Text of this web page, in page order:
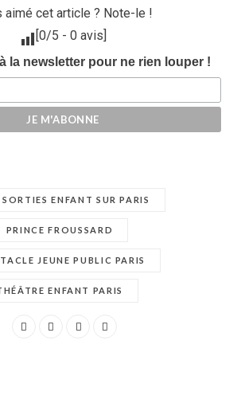
aimé cet article ? Note-le !
[0/5 - 0avis]
la newsletter pour ne rien louper !
SORTIES ENFANT SUR PARIS
PRINCE FROUSSARD
JEUNE PUBLIC PARIS
ENFANT PARIS